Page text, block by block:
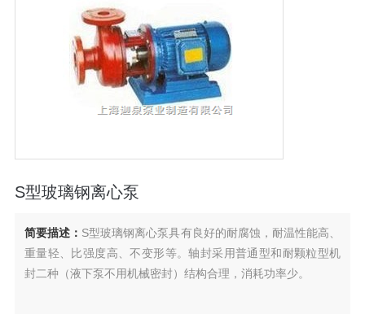
S型玻璃钢离心泵
简要描述： S型玻璃钢离心泵具有良好的耐腐蚀，耐温性能高、
重量轻、比强度高、不变形等。轴封采用普通型和耐颗粒型机
封二种（液下泵不用机械密封）结构合理，消耗功率少。